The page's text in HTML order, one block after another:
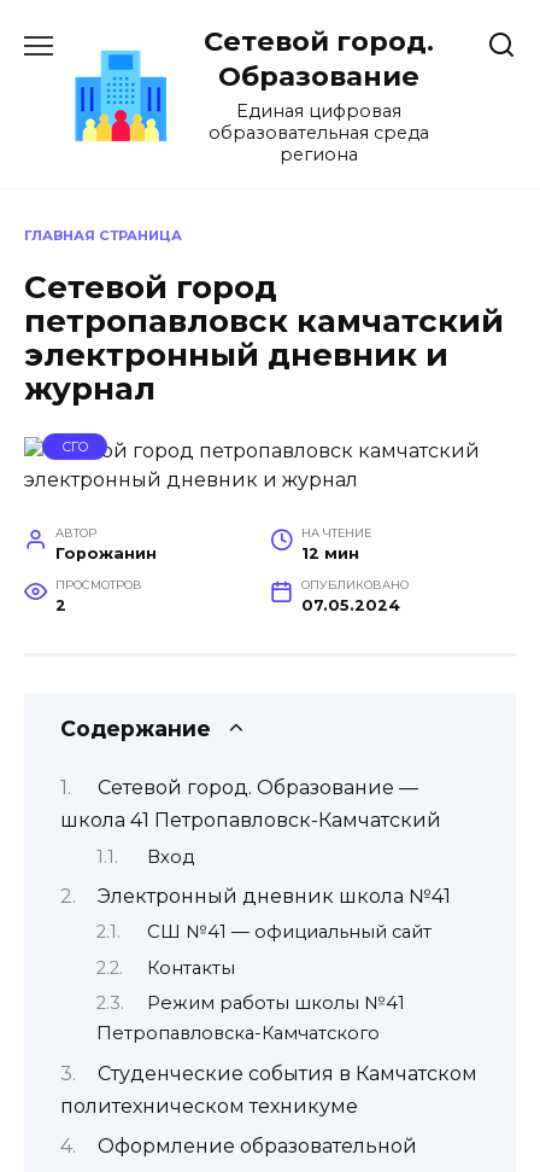
содержанию
Сетевой город.
Образование
Единая цифровая
образовательная среда
региона
ГЛАВНАЯ СТРАНИЦА
Сетевой город
петропавловск камчатский
электронный дневник и
журнал
СГО
АВТОР
Горожанин
НА ЧТЕНИЕ
12 мин
ПРОСМОТРОВ
2
ОПУБЛИКОВАНО
07.05.2024
Содержание
Сетевой город. Образование —
школа 41 Петропавловск-Камчатский
Вход
Электронный дневник школа №41
СШ №41 — официальный сайт
Контакты
Режим работы школы №41
Петропавловска-Камчатского
Студенческие события в Камчатском
политехническом техникуме
Оформление образовательной